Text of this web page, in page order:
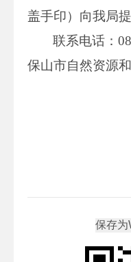
盖手印）向我局
联系电话：
保山市自然资源